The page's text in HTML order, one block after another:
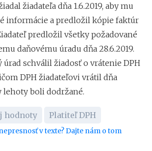
žiadateľa dňa 1.6.2019, aby mu
informácie a predložil kópie faktúr
predložil všetky požadované
daňovému úradu dňa 28.6.2019.
úrad schválil žiadosť o vrátenie DPH
DPH žiadateľovi vrátil dňa
lehoty boli dodržané.
hodnoty Platiteľ DPH
v texte? Dajte nám o tom